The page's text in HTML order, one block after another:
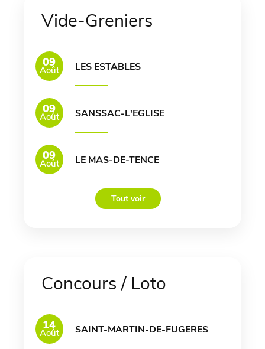
Vide-Greniers
09
Août LES ESTABLES
09
Août SANSSAC-L'EGLISE
09
Août LE MAS-DE-TENCE
Tout voir
Concours / Loto
14
Août SAINT-MARTIN-DE-FUGERES